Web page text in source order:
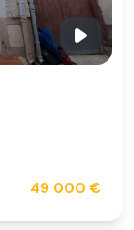
49 000 €